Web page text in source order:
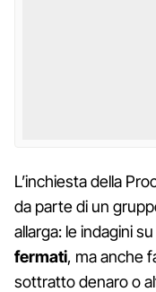
L’inchiesta della
da parte di un
allarga: le indagini su
fermati, ma anche
sottratto denaro o